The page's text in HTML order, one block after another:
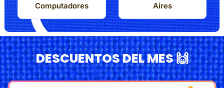
Computadores Aires
DESCUENTOS DEL MES 🙌